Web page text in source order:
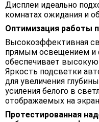
Дисплеи идеально
комнатах ожидания и
Оптимизация работы
Высокоэффективная
прямым освещением и
обеспечивает высокую
Яркость подсветки
для увеличения
усиления белого в
отображаемых на
Протестированная